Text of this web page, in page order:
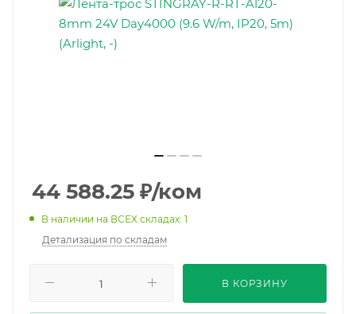
44 588.25 ₽/ком
В наличии на ВСЕХ складах: 1
Детализация по складам
В КОРЗИНУ